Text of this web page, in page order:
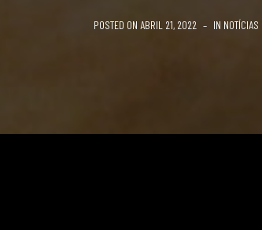
POSTED ON ABRIL 21, 2022 IN NOTÍCIAS